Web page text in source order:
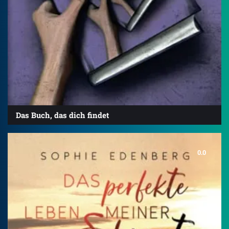
Das Buch, das dich findet
0.0